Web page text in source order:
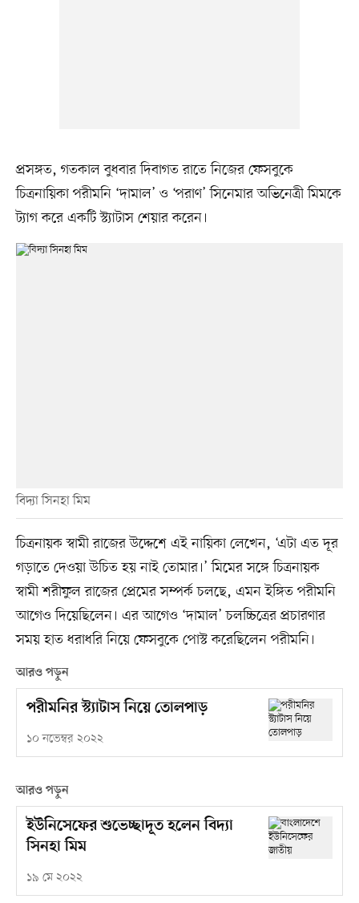
প্রসঙ্গত, গতকাল বুধবার দিবাগত রাতে নিজের ফেসবুকে
চিত্রনায়িকা পরীমনি ‘দামাল’ ও ‘পরাণ’ সিনেমার অভিনেত্রী মিমকে
ট্যাগ করে একটি স্ট্যাটাস শেয়ার করেন।
বিদ্যা সিনহা মিম
চিত্রনায়ক স্বামী রাজের উদ্দেশে এই নায়িকা লেখেন, ‘এটা এত দূর
গড়াতে দেওয়া উচিত হয় নাই তোমার।’ মিমের সঙ্গে চিত্রনায়ক
স্বামী শরীফুল রাজের প্রেমের সম্পর্ক চলছে, এমন ইঙ্গিত পরীমনি
আগেও দিয়েছিলেন। এর আগেও ‘দামাল’ চলচ্চিত্রের প্রচারণার
সময় হাত ধরাধরি নিয়ে ফেসবুকে পোস্ট করেছিলেন পরীমনি।
আরও পড়ুন
পরীমনির স্ট্যাটাস নিয়ে তোলপাড়
১০ নভেম্বর ২০২২
আরও পড়ুন
ইউনিসেফের শুভেচ্ছাদূত হলেন বিদ্যা
সিনহা মিম
১৯ মে ২০২২